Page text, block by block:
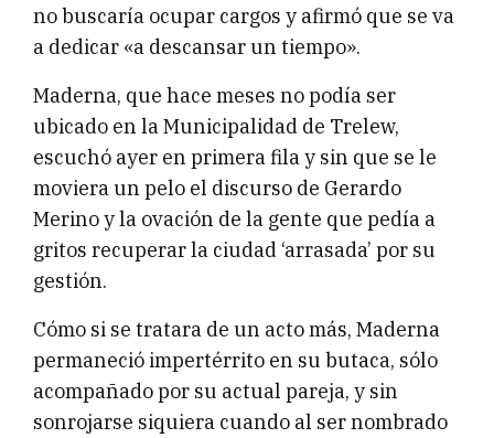
no buscaría ocupar cargos y afirmó que se va
a dedicar «a descansar un tiempo».
Maderna, que hace meses no podía ser
ubicado en la Municipalidad de Trelew,
escuchó ayer en primera fila y sin que se le
moviera un pelo el discurso de Gerardo
Merino y la ovación de la gente que pedía a
gritos recuperar la ciudad ‘arrasada’ por su
gestión.
Cómo si se tratara de un acto más, Maderna
permaneció impertérrito en su butaca, sólo
acompañado por su actual pareja, y sin
sonrojarse siquiera cuando al ser nombrado